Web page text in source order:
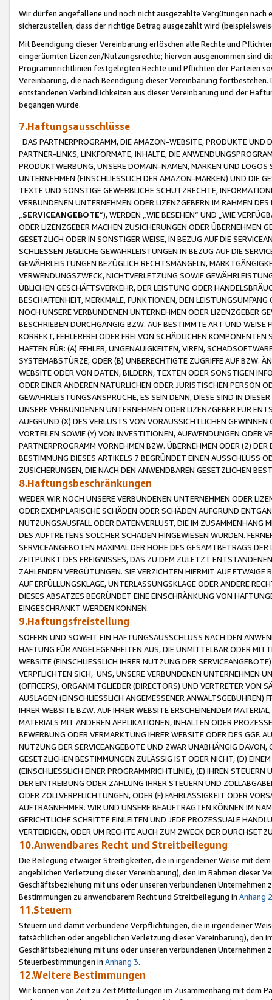
Wir dürfen angefallene und noch nicht ausgezahlte Vergütungen
sicherzustellen, dass der richtige Betrag ausgezahlt wird
Mit Beendigung dieser Vereinbarung erlöschen alle Rechte und
eingeräumten Lizenzen/Nutzungsrechte; hiervon ausgenommen sind
Programmrichtlinien festgelegten Rechte und Pflichten der Parteien
Vereinbarung, die nach Beendigung dieser Vereinbarung
entstandenen Verbindlichkeiten aus dieser Vereinbarung und der
begangen wurde.
7.Haftungsausschlüsse
DAS PARTNERPROGRAMM, DIE AMAZON-WEBSITE, PRODUKTE UND
PARTNER-LINKS, LINKFORMATE, INHALTE, DIE
PRODUKTWERBUNG, UNSERE DOMAIN-NAMEN, MARKEN UND
UNTERNEHMEN (EINSCHLIESSLICH DER AMAZON-MARKEN) UND DIE
TEXTE UND SONSTIGE GEWERBLICHE SCHUTZRECHTE,
VERBUNDENEN UNTERNEHMEN ODER LIZENZGEBERN IM RAHMEN
SERVICEANGEBOTE“), WERDEN „WIE BESEHEN“ UND „WIE
ODER LIZENZGEBER MACHEN ZUSICHERUNGEN ODER ÜBERNEHMEN
GESETZLICH ODER IN SONSTIGER WEISE, IN BEZUG AUF DIE
SCHLIESSEN JEGLICHE GEWÄHRLEISTUNGEN IN BEZUG AUF DIE
GEWÄHRLEISTUNGEN BEZÜGLICH RECHTSMÄNGELN,
VERWENDUNGSZWECK, NICHTVERLETZUNG SOWIE
ÜBLICHEN GESCHÄFTSVERKEHR, DER LEISTUNG ODER
BESCHAFFENHEIT, MERKMALE, FUNKTIONEN, DEN
NOCH UNSERE VERBUNDENEN UNTERNEHMEN ODER LIZENZGEBER
BESCHRIEBEN DURCHGÄNGIG BZW. AUF BESTIMMTE ART UND
KORREKT, FEHLERFREI ODER FREI VON SCHÄDLICHEN
HAFTEN FÜR: (A) FEHLER, UNGENAUIGKEITEN, VIREN,
SYSTEMABSTÜRZE; ODER (B) UNBERECHTIGTE ZUGRIFFE AUF BZW.
WEBSITE ODER VON DATEN, BILDERN, TEXTEN ODER SONSTIGEN
ODER EINER ANDEREN NATÜRLICHEN ODER JURISTISCHEN PERSON
GEWÄHRLEISTUNGSANSPRÜCHE, ES SEIN DENN, DIESE SIND IN
UNSERE VERBUNDENEN UNTERNEHMEN ODER LIZENZGEBER FÜR
AUFGRUND (X) DES VERLUSTS VON VORAUSSICHTLICHEN
VORTEILEN SOWIE (Y) VON INVESTITIONEN, AUFWENDUNGEN ODER
PARTNERPROGRAMM VORNEHMEN BZW. ÜBERNEHMEN ODER (Z)
BESTIMMUNG DIESES ARTIKELS 7 BEGRÜNDET EINEN AUSSCHLUSS
ZUSICHERUNGEN, DIE NACH DEN ANWENDBAREN GESETZLICHEN
8.Haftungsbeschränkungen
WEDER WIR NOCH UNSERE VERBUNDENEN UNTERNEHMEN ODER
ODER EXEMPLARISCHE SCHÄDEN ODER SCHÄDEN AUFGRUND
NUTZUNGSAUSFALL ODER DATENVERLUST, DIE IM ZUSAMMENHANG
DES AUFTRETENS SOLCHER SCHÄDEN HINGEWIESEN WURDEN.
SERVICEANGEBOTEN MAXIMAL DER HÖHE DES GESAMTBETRAGS
ZEITPUNKT DES EREIGNISSES, DAS ZU DEM ZULETZT
ZAHLENDEN VERGÜTUNGEN. SIE VERZICHTEN HIERMIT AUF
AUF ERFÜLLUNGSKLAGE, UNTERLASSUNGSKLAGE ODER ANDERE
DIESES ABSATZES BEGRÜNDET EINE EINSCHRÄNKUNG VON
EINGESCHRÄNKT WERDEN KÖNNEN.
9.Haftungsfreistellung
SOFERN UND SOWEIT EIN HAFTUNGSAUSSCHLUSS NACH DEN
HAFTUNG FÜR ANGELEGENHEITEN AUS, DIE UNMITTELBAR ODER
WEBSITE (EINSCHLIESSLICH IHRER NUTZUNG DER
VERPFLICHTEN SICH, UNS, UNSERE VERBUNDENEN UNTERNEHMEN
(OFFICERS), ORGANMITGLIEDER (DIRECTORS) UND VERTRETER VON
AUSLAGEN (EINSCHLIESSLICH ANGEMESSENER
IHRER WEBSITE BZW. AUF IHRER WEBSITE ERSCHEINENDEM
MATERIALS MIT ANDEREN APPLIKATIONEN, INHALTEN ODER
BEWERBUNG ODER VERMARKTUNG IHRER WEBSITE ODER DES GGF.
NUTZUNG DER SERVICEANGEBOTE UND ZWAR UNABHÄNGIG
GESETZLICHEN BESTIMMUNGEN ZULÄSSIG IST ODER NICHT, (D)
(EINSCHLIESSLICH EINER PROGRAMMRICHTLINIE), (E) IHREN
DER EINTREIBUNG ODER ZAHLUNG IHRER STEUERN UND
ODER ZOLLVERPFLICHTUNGEN, ODER (F) FAHRLÄSSIGKEIT ODER
AUFTRAGNEHMER. WIR UND UNSERE BEAUFTRAGTEN KÖNNEN IM
GERICHTLICHE SCHRITTE EINLEITEN UND JEDE PROZESSUALE
VERTEIDIGEN, ODER UM RECHTE AUCH ZUM ZWECK DER
10.Anwendbares Recht und Streitbeilegung
Die Beilegung etwaiger Streitigkeiten, die in irgendeiner Weise mit
angeblichen Verletzung dieser Vereinbarung), den im Rahmen dieser
Geschäftsbeziehung mit uns oder unseren verbundenen
Bestimmungen zu anwendbarem Recht und Streitbeilegung in Anhang 2
11.Steuern
Steuern und damit verbundene Verpflichtungen, die in irgendeiner
tatsächlichen oder angeblichen Verletzung dieser Vereinbarung), den
Geschäftsbeziehung mit uns oder unseren verbundenen
Steuerbestimmungen in Anhang 3.
12.Weitere Bestimmungen
Wir können von Zeit zu Zeit Mitteilungen im Zusammenhang mit dem